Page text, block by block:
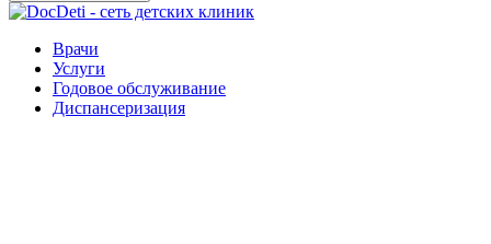
Врачи
Услуги
Годовое обслуживание
Диспансеризация